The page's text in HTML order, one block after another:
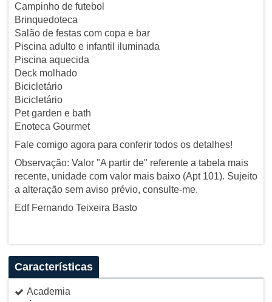
Campinho de futebol
Brinquedoteca
Salão de festas com copa e bar
Piscina adulto e infantil iluminada
Piscina aquecida
Deck molhado
Bicicletário
Bicicletário
Pet garden e bath
Enoteca Gourmet
Fale comigo agora para conferir todos os detalhes!
Observação: Valor "A partir de" referente a tabela mais
recente, unidade com valor mais baixo (Apt 101). Sujeito
a alteração sem aviso prévio, consulte-me.
Edf Fernando Teixeira Basto
Características
Academia